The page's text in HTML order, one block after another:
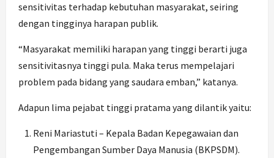
sensitivitas terhadap kebutuhan masyarakat, seiring
dengan tingginya harapan publik.
“Masyarakat memiliki harapan yang tinggi berarti juga
sensitivitasnya tinggi pula. Maka terus mempelajari
problem pada bidang yang saudara emban,” katanya.
Adapun lima pejabat tinggi pratama yang dilantik yaitu:
Reni Mariastuti – Kepala Badan Kepegawaian dan
Pengembangan Sumber Daya Manusia (BKPSDM).